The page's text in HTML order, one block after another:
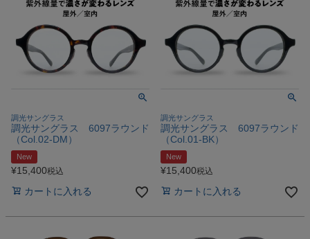
調光サングラス
調光サングラス 6097ラウンド
（Col.02‐DM）
New
¥15,400税込
カートに入れる
調光サングラス
調光サングラス 6097ラウンド
（Col.01‐BK）
New
¥15,400税込
カートに入れる